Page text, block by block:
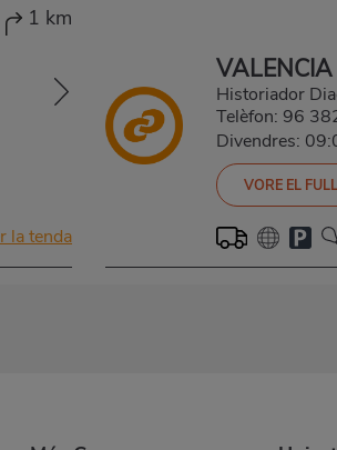
1 km
la tenda
Historiador
Telèfon: 96
Divendres:
VORE EL